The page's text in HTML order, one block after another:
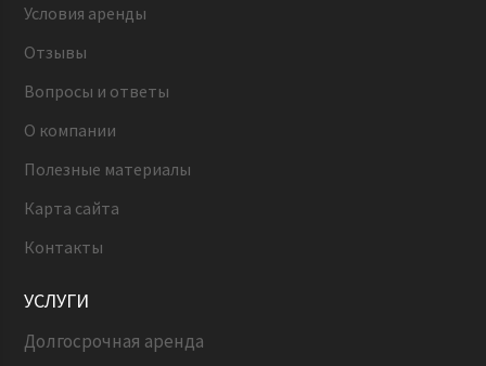
Условия аренды
Отзывы
Вопросы и ответы
О компании
Полезные материалы
Карта сайта
Контакты
УСЛУГИ
Долгосрочная аренда